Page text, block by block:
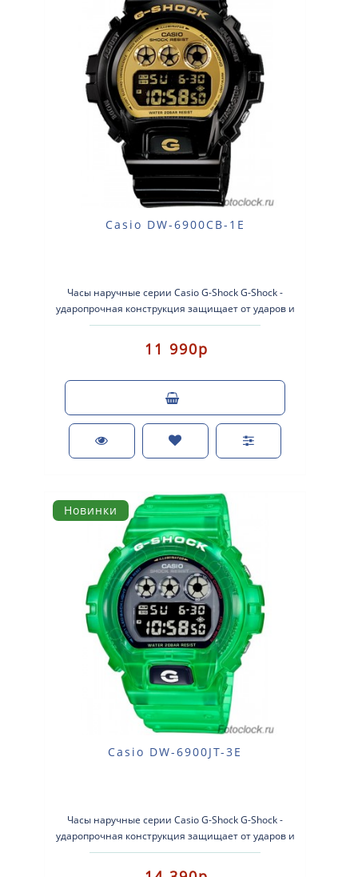
Casio DW-6900CB-1E
Часы наручные серии Casio G-Shock G-Shock -
ударопрочная конструкция защищает от ударов и
вибрации. Кварцевые наручные час..
11 990р
Новинки
Casio DW-6900JT-3E
Часы наручные серии Casio G-Shock G-Shock -
ударопрочная конструкция защищает от ударов и
вибрации. Кварцевые наручные час..